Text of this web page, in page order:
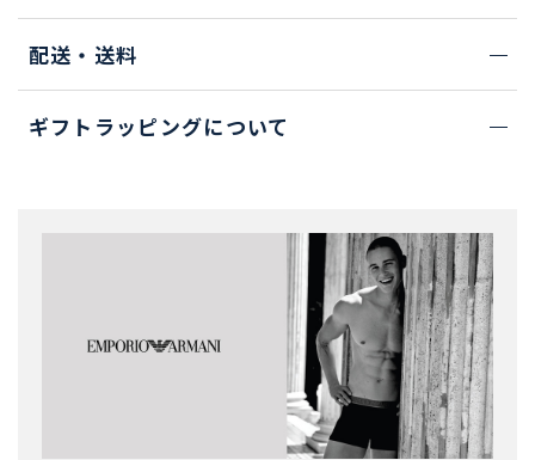
配送・送料
ギフトラッピングについて